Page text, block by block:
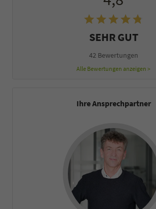
SEHR GUT
42 Bewertungen
Alle Bewertungen anzeigen >
Ihre Ansprechpartner